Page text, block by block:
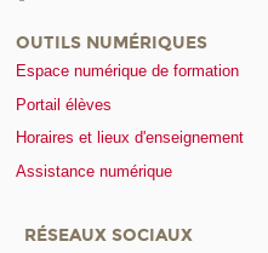
OUTILS NUMÉRIQUES
Espace numérique de formation
Portail élèves
Horaires et lieux d'enseignement
Assistance numérique
RÉSEAUX SOCIAUX